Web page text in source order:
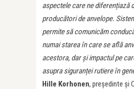
aspectele care ne diferențiază
producători de anvelope.
permite să comunicăm
numai starea în care se află
acestora, dar și impactul pe
asupra siguranței rutiere în
Hille Korhonen, președinte și